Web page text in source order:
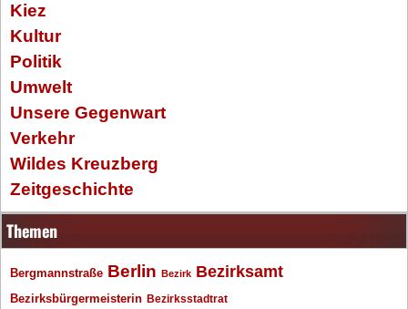
Kiez
Kultur
Politik
Umwelt
Unsere Gegenwart
Verkehr
Wildes Kreuzberg
Zeitgeschichte
Themen
Bergmannstraße Berlin Bezirk Bezirksamt
Bezirksbürgermeisterin Bezirksstadtrat